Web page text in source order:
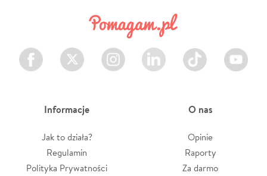
Facebook Twitter Instagram LinkedIn TikTok Youtube
Informacje
Jak to działa?
Regulamin
Polityka Prywatności
O nas
Opinie
Raporty
Za darmo